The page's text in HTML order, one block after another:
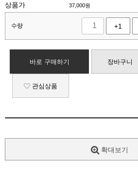
상품가 37,000원
수량 +1
바로 구매하기 장바구니
관심상품
확대보기